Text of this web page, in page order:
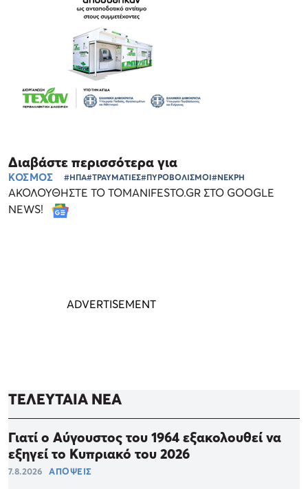
Διαβάστε περισσότερα για
ΚΟΣΜΟΣ #ΗΠΑ#ΤΡΑΥΜΑΤΙΕΣ#ΠΥΡΟΒΟΛΙΣΜΟΙ#ΝΕΚΡΗ
ΑΚΟΛΟΥΘΗΣΤΕ ΤΟ TOMANIFESTO.GR ΣΤΟ GOOGLE
NEWS!
ΤΕΛΕΥΤΑΙΑ ΝΕΑ
Γιατί ο Αύγουστος του 1964 εξακολουθεί να
εξηγεί το Κυπριακό του 2026
7.8.2026 ΑΠΟΨΕΙΣ